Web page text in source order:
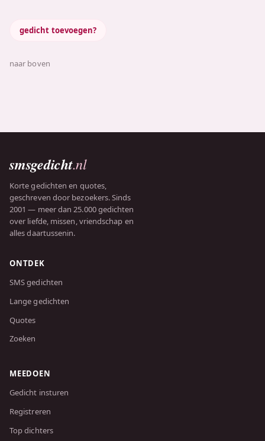
gedicht toevoegen?
naar boven
smsgedicht.nl
Korte gedichten en quotes,
geschreven door bezoekers. Sinds
2001 — meer dan 25.000 gedichten
over liefde, missen, vriendschap en
alles daartussenin.
ONTDEK
SMS gedichten
Lange gedichten
Quotes
Zoeken
MEEDOEN
Gedicht insturen
Registreren
Top dichters